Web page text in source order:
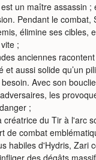
un maître assassin ;
Pendant le combat,
élimine ses cibles,
;
anciennes racontent
et aussi solide qu’un
Avec son
les
;
créatrice du Tir à l'arc
de combat
habiles d'Hydris, Zari
des dégâts